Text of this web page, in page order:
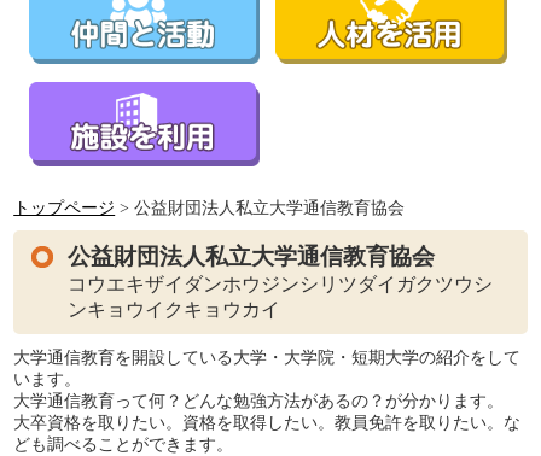
トップページ > 公益財団法人私立大学通信教育協会
公益財団法人私立大学通信教育協会
コウエキザイダンホウジンシリツダイガクツウシ
ンキョウイクキョウカイ
大学通信教育を開設している大学・大学院・短期大学の紹介をして
います。
大学通信教育って何？どんな勉強方法があるの？が分かります。
大卒資格を取りたい。資格を取得したい。教員免許を取りたい。な
ども調べることができます。